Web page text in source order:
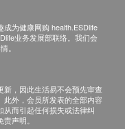
x 75 mm(H)
A）
5 小时
责任检查货品是否
不接受退换。
为健康网购 health.ESDlife
业务发展部联络。我们会
。
，因此生活易不会预先审查
外，会员所发表的全部内容
而引起任何损失或法律纠
声明。